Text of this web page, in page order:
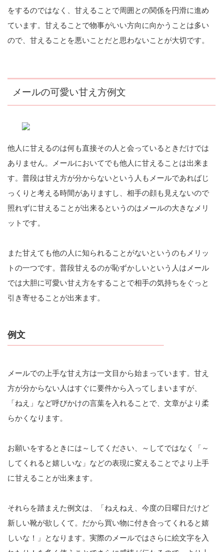
をするのではなく、甘えることで周囲との関係を円滑に進め
ています。甘えることで物事がいい方向に向かうことは多い
ので、甘えることを悪いことだと思わないことが大切です。
メールの可愛い甘え方例文
他人に甘えるのは何も直接その人と会っているときだけでは
ありません。メールにおいてでも他人に甘えることは出来ま
す。普段は甘え方が分からないという人もメールであればじ
っくりと考える時間がありますし、相手の顔も見えないので
照れずに甘えることが出来るというのはメールの大きなメリ
ットです。
また甘えても他の人に知られることがないというのもメリッ
トの一つです。普段甘えるのが恥ずかしいという人はメール
では大胆に可愛い甘え方をすることで相手の気持ちをぐっと
引き寄せることが出来ます。
例文
メールでの上手な甘え方は一文目から始まっています。甘え
方が分からない人はすぐに要件から入ってしまいますが、
「ねえ」など呼びかけの言葉を入れることで、文章がより柔
らかくなります。
お願いをするときには～してください、～してではなく「～
してくれると嬉しいな」などの表現に変えることでより上手
に甘えることが出来ます。
それらを踏まえた例文は、「ねえねえ、今度の日曜日だけど
新しい靴が欲しくて。だから買い物に付き合ってくれると嬉
しいな！」となります。実際のメールではさらに絵文字を入